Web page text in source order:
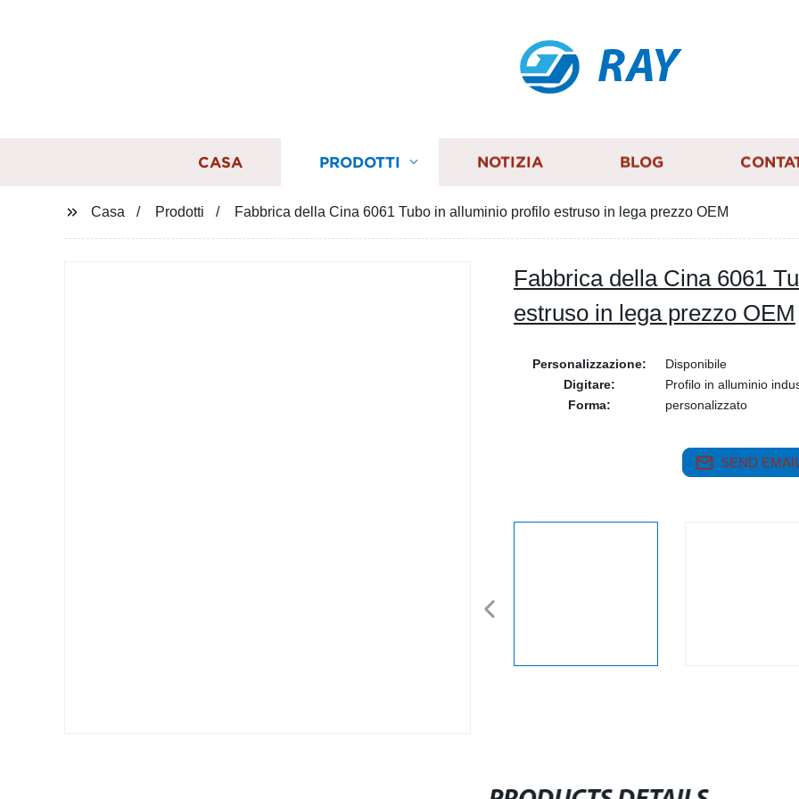
RAY
CASA PRODOTTI NOTIZIA BLOG
Casa Prodotti Fabbrica della Cina 6061 Tubo in alluminio profilo estruso in lega prezzo OEM
Fabbrica della Cina 6061
estruso in lega prezzo OEM
Personalizzazione:
Disponibile
Digitare:
Profilo in alluminio
Forma:
personalizzato
SEND